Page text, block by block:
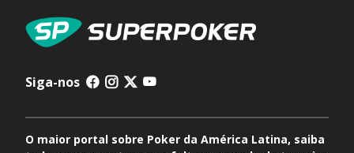
Siga-nos
O maior portal sobre Poker da América Latina, saiba